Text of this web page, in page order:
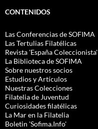
CONTENIDOS
Las Conferencias de SOFIMA
Las Tertulias Filatélicas
Revista 'España Coleccionista'
La Biblioteca de SOFIMA
Sobre nuestros socios
Estudios y Artículos
Nuestras Colecciones
Filatelia de Juventud
Curiosidades filatélicas
La Mar en la Filatelia
Boletin 'Sofima.Info'